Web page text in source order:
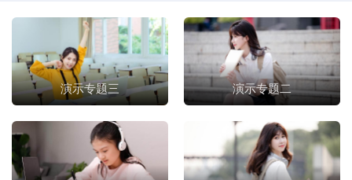
演示专题三 演示专题二